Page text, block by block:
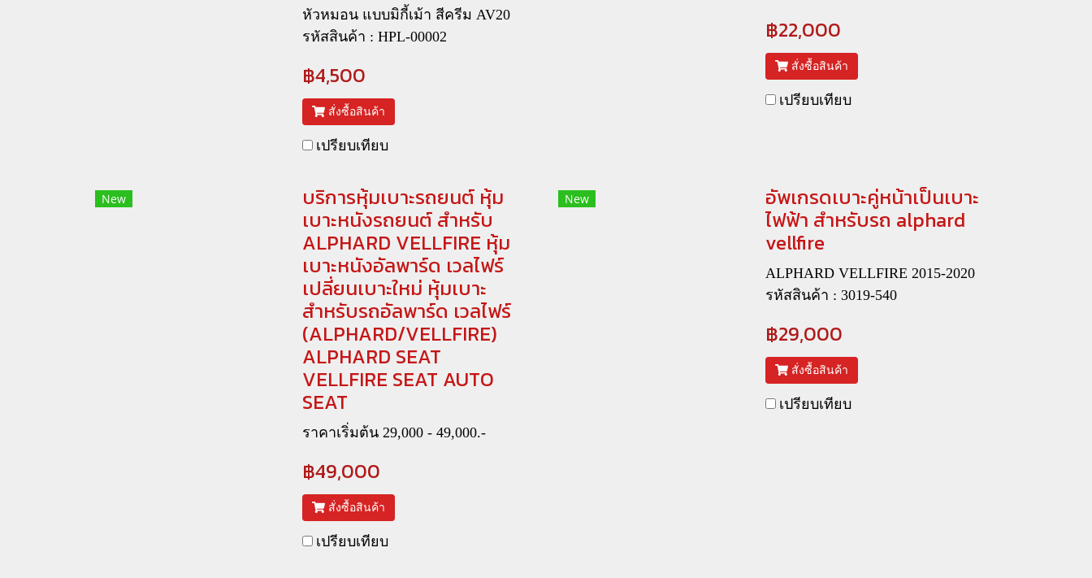
หัวหมอน แบบมิกี้เม้า สีครีม AV20
รหัสสินค้า : HPL-00002
฿4,500
สั่งซื้อสินค้า
เปรียบเทียบ
฿22,000
สั่งซื้อสินค้า
เปรียบเทียบ
New
บริการหุ้มเบาะรถยนต์ หุ้ม
เบาะหนังรถยนต์ สำหรับ
ALPHARD VELLFIRE หุ้ม
เบาะหนังอัลพาร์ด เวลไฟร์
เปลี่ยนเบาะใหม่ หุ้มเบาะ
สำหรับรถอัลพาร์ด เวลไฟร์
(ALPHARD/VELLFIRE)
ALPHARD SEAT
VELLFIRE SEAT AUTO
SEAT
ราคาเริ่มต้น 29,000 - 49,000.-
฿49,000
สั่งซื้อสินค้า
เปรียบเทียบ
New
อัพเกรดเบาะคู่หน้าเป็นเบาะ
ไฟฟ้า สำหรับรถ alphard
vellfire
ALPHARD VELLFIRE 2015-2020
รหัสสินค้า : 3019-540
฿29,000
สั่งซื้อสินค้า
เปรียบเทียบ